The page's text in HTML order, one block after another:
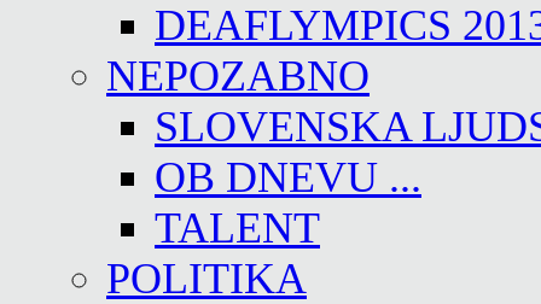
DEAFLYMPICS
NEPOZABNO
SLOVENSKA
OB DNEVU ...
TALENT
POLITIKA